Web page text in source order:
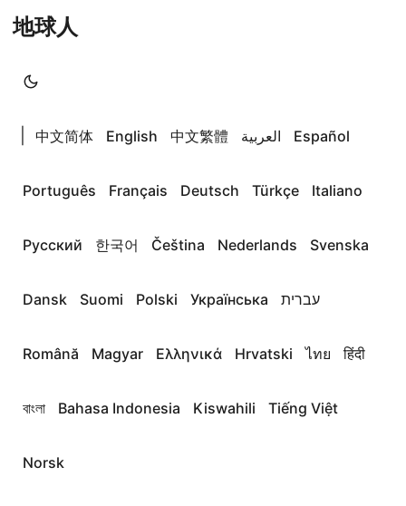
地球人
中文简体 English 中文繁體 العربية Español
Português Français Deutsch Türkçe Italiano
Русский 한국어 Čeština Nederlands Svenska
Dansk Suomi Polski Українська עברית
Română Magyar Ελληνικά Hrvatski ไทย हिंदी
বাংলা Bahasa Indonesia Kiswahili Tiếng Việt
Norsk